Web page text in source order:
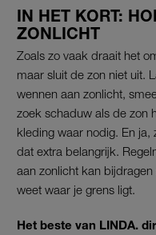
IN HET KORT:
ZONLICHT
Zoals zo vaak draait het
maar sluit de zon niet uit.
wennen aan zonlicht,
zoek schaduw als de zon
kleding waar nodig. En ja,
dat extra belangrijk.
aan zonlicht kan
weet waar je grens ligt.
Het beste van LINDA.